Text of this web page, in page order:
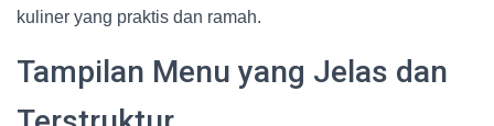
kuliner yang praktis dan ramah.
Tampilan Menu yang Jelas dan